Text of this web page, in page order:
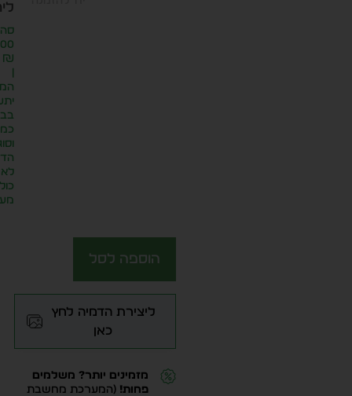
₪
לא
הוספה לסל
ליצירת הדמיה לחץ
כאן
מזמינים יותר? משלמים
פחות! (המערכת מחשבת